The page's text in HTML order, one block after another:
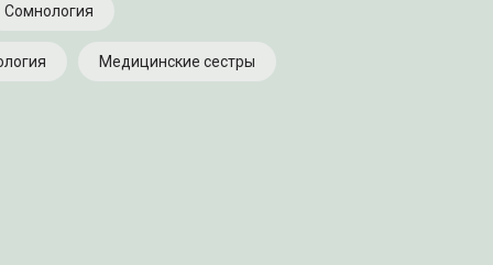
Сомнология
Медицинские сестры